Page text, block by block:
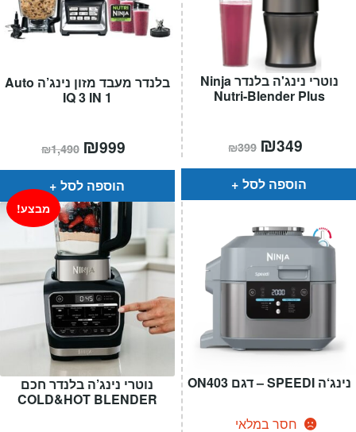
בלנדר מעבד מזון נינג’ה Auto
IQ 3 IN 1
₪1,490 המחיר
המקורי
היה:
₪999
הוא:
הוספה לסל
נוטרי נינג'ה בלנדר Ninja
Nutri-Blender Plus
₪399 המחיר
המקורי
היה:
₪399.
₪349
הוא:
הוספה לסל
נוטרי נינג’ה בלנדר חכם
COLD&HOT BLENDER
מבצע!
נינג‘ה SPEEDI – דגם ON403
חסר במלאי